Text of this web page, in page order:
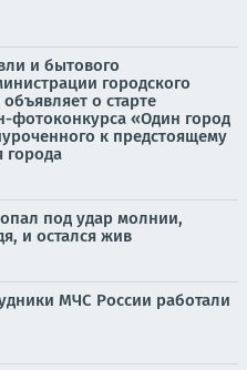
и бытового
городского
о старте
фотоконкурса «Один город
к предстоящему
города
под удар молнии,
и остался жив
МЧС России работали